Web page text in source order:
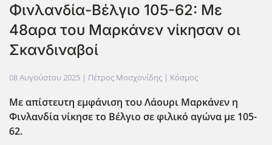
Φινλανδία-Βέλγιο 105-62: Με
48αρα του Μαρκάνεν νίκησαν οι
Σκανδιναβοί
08 Αυγούστου 2025 | Πέτρος Μοσχονίδης | Κόσμος
Με απίστευτη εμφάνιση του Λάουρι Μαρκάνεν η
Φινλανδία νίκησε το Βέλγιο σε φιλικό αγώνα με 105-
62.